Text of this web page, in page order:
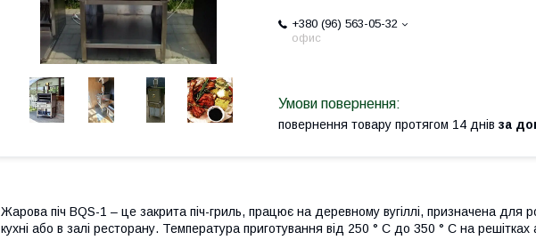
+380 (96) 563-05-32
офис
повернення товару протягом 14 днів за
Жарова піч ВQS-1 – це закрита піч-гриль, працює на деревному вугіллі, призначена для
кухні або в залі ресторану. Температура приготування від 250 ° С до 350 ° С на решітках